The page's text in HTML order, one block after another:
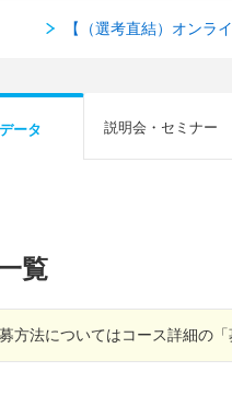
【（選考直結）オンラ
ータ 説明会・セミナー
覧
方法についてはコース詳細の